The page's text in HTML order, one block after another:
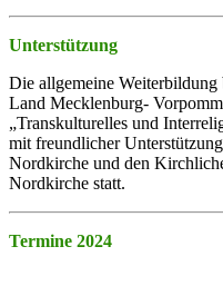
Unterstützung
Die allgemeine
Land Mecklenburg-
„Transkulturelles und
mit freundlicher
Nordkirche und den
Nordkirche statt.
Termine 2024